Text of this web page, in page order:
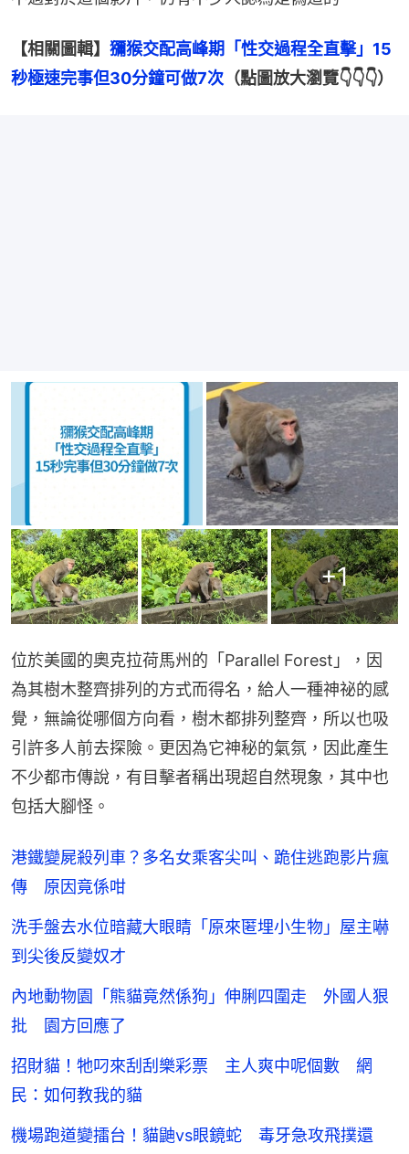
【相關圖輯】 獼猴交配高峰期「性交過程全直擊」15
秒極速完事但30分鐘可做7次 （點圖放大瀏覽👇👇👇）
+1
位於美國的奧克拉荷馬州的「Parallel Forest」，因
為其樹木整齊排列的方式而得名，給人一種神祕的感
覺，無論從哪個方向看，樹木都排列整齊，所以也吸
引許多人前去探險。更因為它神秘的氣氛，因此產生
不少都市傳說，有目擊者稱出現超自然現象，其中也
包括大腳怪。
港鐵變屍殺列車？多名女乘客尖叫、跪住逃跑影片瘋
傳 原因竟係咁
洗手盤去水位暗藏大眼睛「原來匿埋小生物」屋主嚇
到尖後反變奴才
內地動物園「熊貓竟然係狗」伸脷四圍走 外國人狠
批 園方回應了
招財貓！牠叼來刮刮樂彩票 主人爽中呢個數 網
民：如何教我的貓
機場跑道變擂台！貓鼬vs眼鏡蛇 毒牙急攻飛撲還